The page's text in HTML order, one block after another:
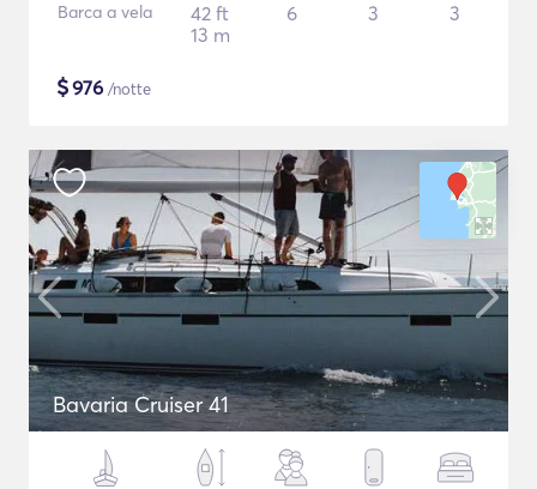
Barca a vela
42 ft
13 m
6 3 3
$976 /notte
Bavaria Cruiser 41